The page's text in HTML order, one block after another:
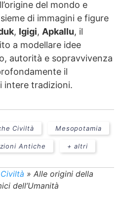
del mondo e
di immagini e figure
, Igigi, Apkallu, il
a modellare idee
autorità e sopravvivenza
il
intere tradizioni.
Civiltà Mesopotamia
Antiche + altri
» Alle origini della
dell’Umanità